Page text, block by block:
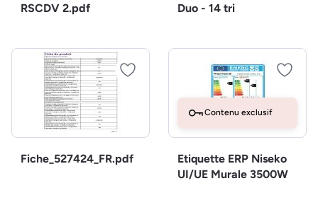
RSCDV 2.pdf
Duo - 14 tri
Fiche_527424_FR.pdf
Contenu exclusif
Etiquette ERP Niseko
UI/UE Murale 3500W